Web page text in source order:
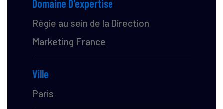
Domaine D'expertise
Régie au sein de la Direction
Marketing France
Ville
Paris